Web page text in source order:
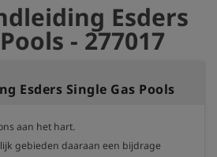
Esders
- 277017
Esders Single Gas Pools
aan het hart.
gebieden daaraan een bijdrage